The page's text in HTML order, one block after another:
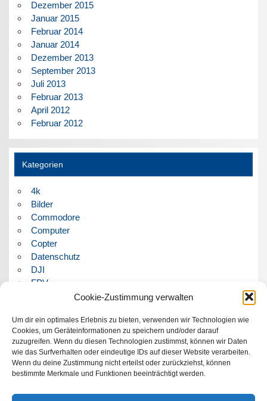
Cookie-Zustimmung verwalten
Um dir ein optimales Erlebnis zu bieten, verwenden wir Technologien wie
Cookies, um Geräteinformationen zu speichern und/oder darauf
zuzugreifen. Wenn du diesen Technologien zustimmst, können wir Daten
wie das Surfverhalten oder eindeutige IDs auf dieser Website verarbeiten.
Wenn du deine Zustimmung nicht erteilst oder zurückziehst, können
bestimmte Merkmale und Funktionen beeinträchtigt werden.
Dezember 2015
Januar 2015
Februar 2014
Januar 2014
Dezember 2013
September 2013
Juli 2013
Februar 2013
April 2012
Februar 2012
Kategorien
4k
Bilder
Commodore
Computer
Copter
Datenschutz
DJI
FPV
Panorama
Politik
Retrocomputer
Uncategorized
Video